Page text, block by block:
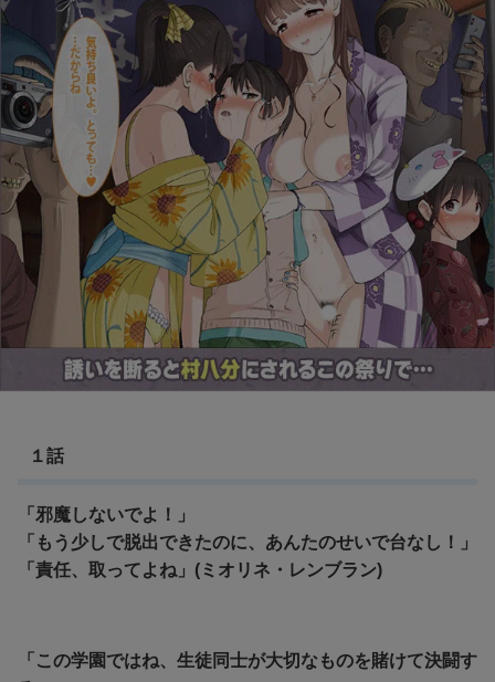
１話
「邪魔しないでよ！」
「もう少しで脱出できたのに、あんたのせいで台なし！」
「責任、取ってよね」(ミオリネ・レンブラン)
「この学園ではね、生徒同士が大切なものを賭けて決闘す